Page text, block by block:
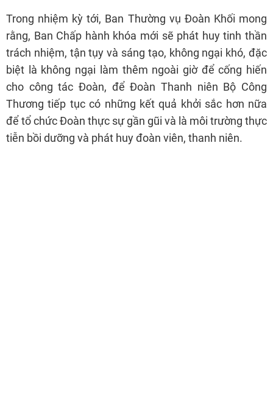
Trong nhiệm kỳ tới, Ban Thường vụ Đoàn Khối mong
rằng, Ban Chấp hành khóa mới sẽ phát huy tinh thần
trách nhiệm, tận tụy và sáng tạo, không ngại khó, đặc
biệt là không ngại làm thêm ngoài giờ để cống hiến
cho công tác Đoàn, để Đoàn Thanh niên Bộ Công
Thương tiếp tục có những kết quả khởi sắc hơn nữa
để tổ chức Đoàn thực sự gần gũi và là môi trường thực
tiễn bồi dưỡng và phát huy đoàn viên, thanh niên.